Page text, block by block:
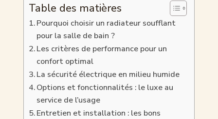
Table des matières
Pourquoi choisir un radiateur soufflant
pour la salle de bain ?
Les critères de performance pour un
confort optimal
La sécurité électrique en milieu humide
Options et fonctionnalités : le luxe au
service de l’usage
Entretien et installation : les bons